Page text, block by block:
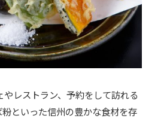
レストラン、予約をして訪れる
といった信州の豊かな食材を存